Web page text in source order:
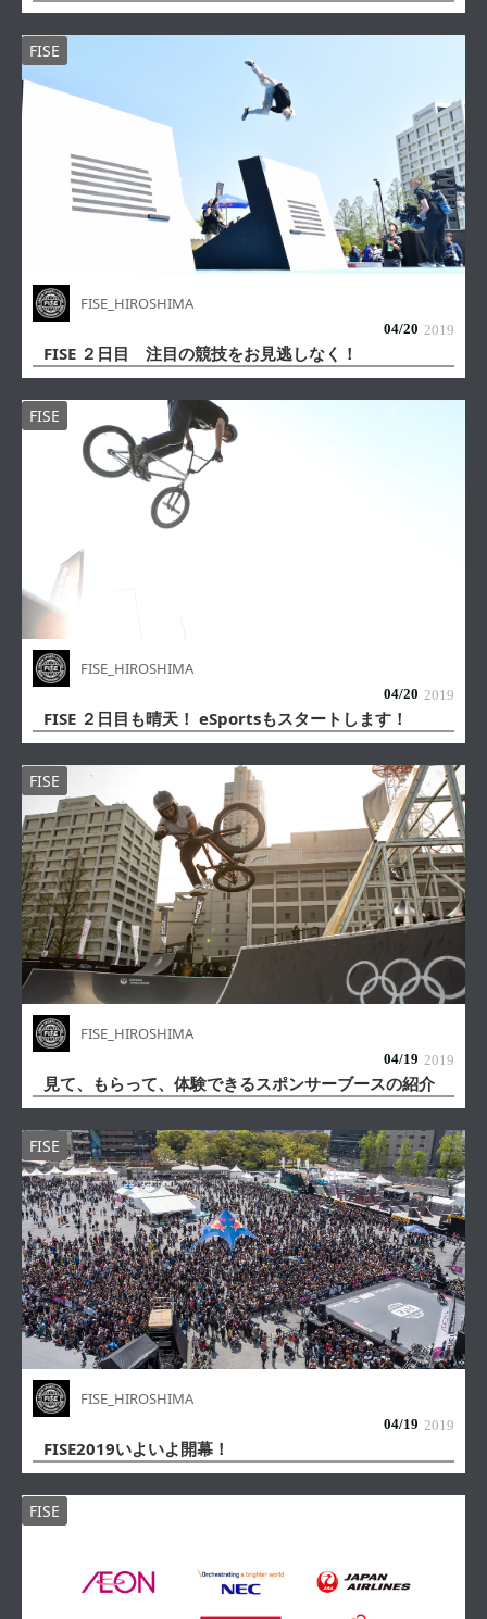
FISE
FISE_HIROSHIMA
04/20 2019
FISE ２日目 注目の競技をお見逃しなく！
FISE
FISE_HIROSHIMA
04/20 2019
FISE ２日目も晴天！ eSportsもスタートします！
FISE
FISE_HIROSHIMA
04/19 2019
見て、もらって、体験できるスポンサーブースの紹介
FISE
FISE_HIROSHIMA
04/19 2019
FISE2019いよいよ開幕！
FISE